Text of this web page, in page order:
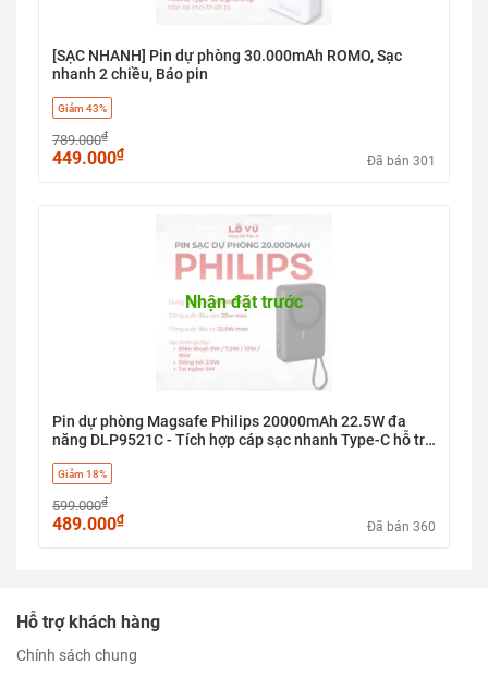
[SẠC NHANH] Pin dự phòng 30.000mAh ROMO, Sạc
nhanh 2 chiều, Báo pin
Giảm 43%
789.000₫
449.000₫ Đã bán 301
Nhận đặt trước
Pin dự phòng Magsafe Philips 20000mAh 22.5W đa
năng DLP9521C - Tích hợp cáp sạc nhanh Type-C hỗ trợ
nghe tiện lợi tinh gọn
Giảm 18%
599.000₫
489.000₫ Đã bán 360
Hỗ trợ khách hàng
Chính sách chung